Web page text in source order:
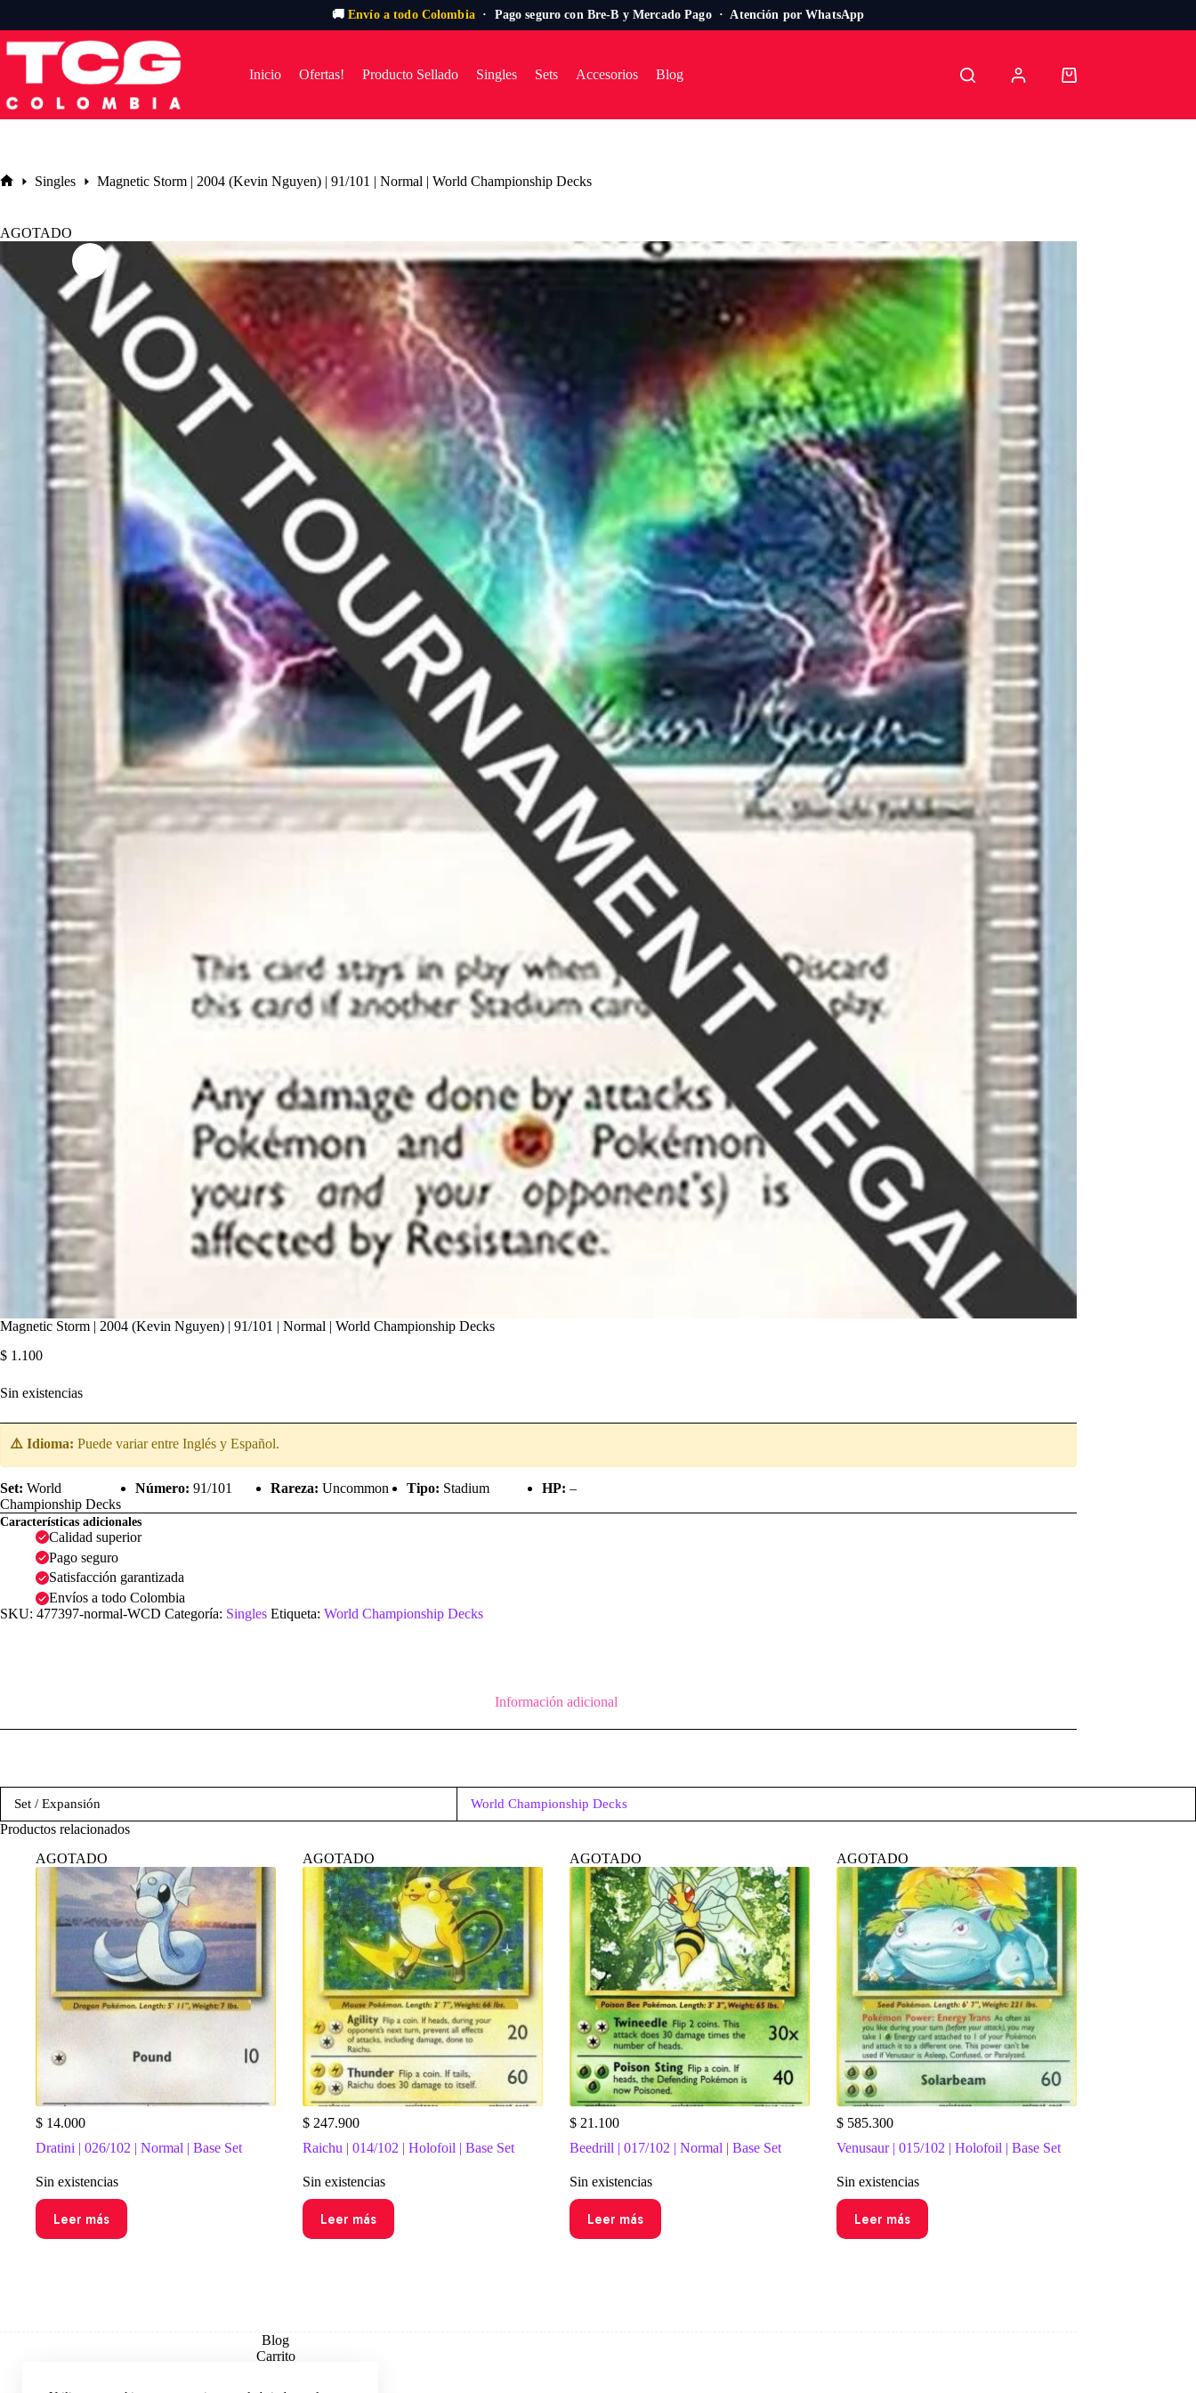
🚚 Envío a todo Colombia· Pago seguro con Bre-B y Mercado Pago · Atención por WhatsApp
al
Inicio Ofertas! Producto Sellado Singles Sets Accesorios Blog
Carro
Singles Magnetic Storm | 2004 (Kevin Nguyen) | 91/101 | Normal | World Championship Decks
AGOTADO
Magnetic Storm | 2004 (Kevin Nguyen) | 91/101 | Normal | World Championship Decks
$ 1.100
Sin existencias
⚠️ Idioma: Puede variar entre Inglés y Español.
Set: World
Championship Decks
Número: 91/101 Rareza: Uncommon Tipo: Stadium HP: –
Características adicionales
Calidad superior
Pago seguro
Satisfacción garantizada
Envíos a todo Colombia
SKU: 477397-normal-WCD Categoría: Singles Etiqueta: World Championship Decks
Información adicional
Set / Expansión World Championship Decks
Productos relacionados
AGOTADO
$ 14.000
Dratini | 026/102 | Normal | Base Set
Sin existencias
Leer más
AGOTADO
$247.900
Raichu | 014/102 | Holofoil | Base Set
Sin existencias
Leer más
AGOTADO
$21.100
Beedrill | 017/102 | Normal | Base Set
Sin existencias
Leer más
AGOTADO
$585.300
Venusaur | 015/102 | Holofoil | Base Set
Sin existencias
Leer más
Blog
Carrito